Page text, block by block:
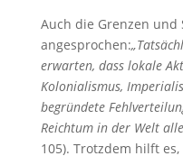
Auch die Grenzen
angesprochen:
erwarten, dass lokale
Kolonialismus,
begründete
Reichtum in der Welt
105). Trotzdem hilft